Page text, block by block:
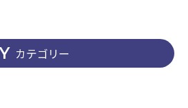
カテゴリー